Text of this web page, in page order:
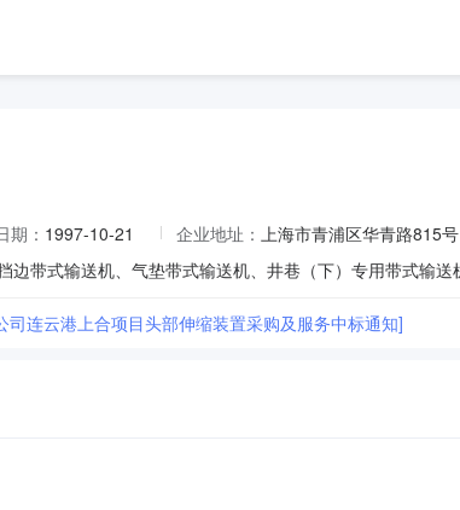
期： 1997-10-21 企业地址： 上海市青浦区华青路815号
司连云港上合项目头部伸缩装置采购及服务中标通知]